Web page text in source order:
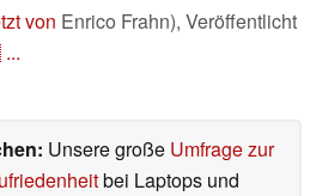
von Enrico Frahn), Veröffentlicht
...
Unsere große Umfrage zur
bei Laptops und